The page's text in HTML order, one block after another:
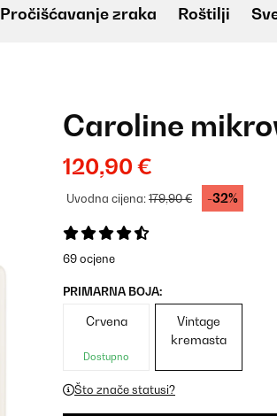
Pročišćavanje zraka Roštilji
Caroline
120,90 €
Uvodna cijena:179,90 € -32%
69 ocjene
PRIMARNA BOJA:
Crvena
Dostupno
Vintage
kremasta
Što znače statusi?